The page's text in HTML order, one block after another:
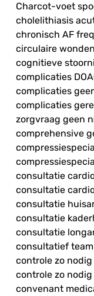
Charcot-voet
cholelithiasis
chronisch AF
circulaire
cognitieve
complicaties
complicaties
complicaties
zorgvraag geen
comprehensive
consultatie
consultatie
consultatie
consultatie
consultatie
consultatief
controle zo nodig
controle zo
convenant